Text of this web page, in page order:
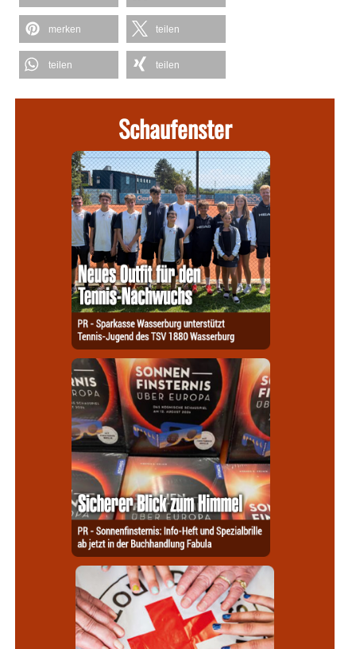
merken teilen
teilen teilen
Schaufenster